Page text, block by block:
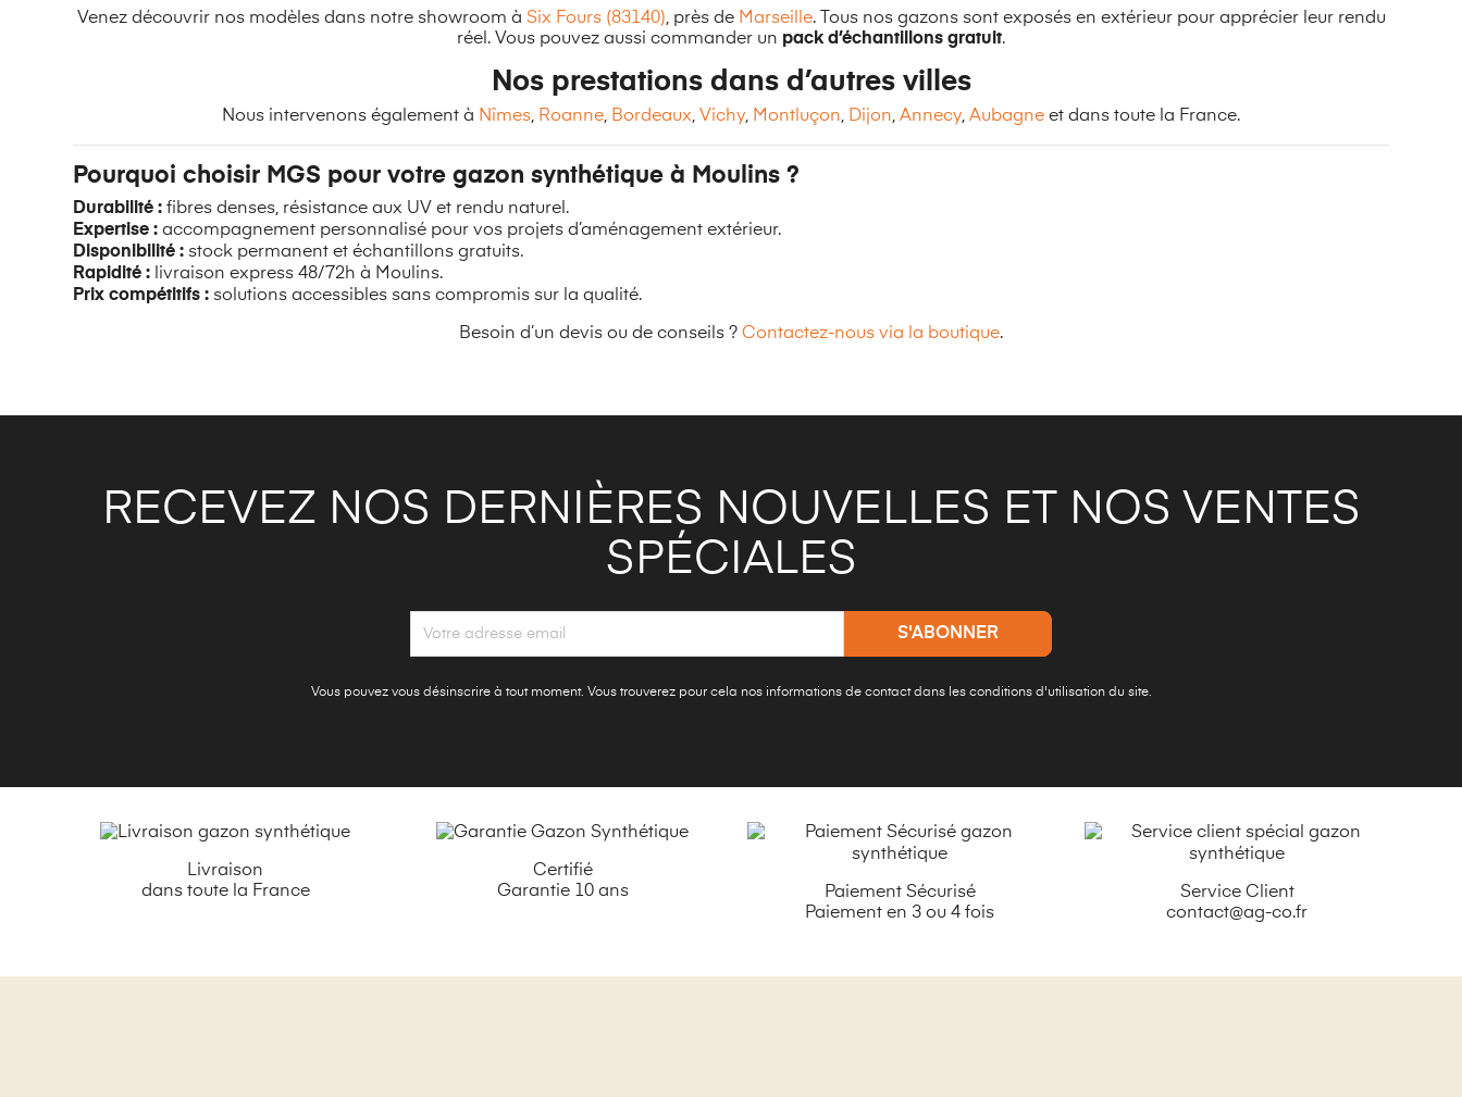
Venez découvrir nos modèles dans notre showroom à Six Fours (83140), près de Marseille. Tous nos gazons sont exposés en extérieur pour apprécier leur rendu
réel. Vous pouvez aussi commander un pack d’échantillons gratuit.
Nos prestations dans d’autres villes
Nous intervenons également à Nîmes, Roanne, Bordeaux, Vichy, Montluçon, Dijon, Annecy, Aubagne et dans toute la France.
Pourquoi choisir MGS pour votre gazon synthétique à Moulins ?
Durabilité : fibres denses, résistance aux UV et rendu naturel.
Expertise : accompagnement personnalisé pour vos projets d’aménagement extérieur.
Disponibilité : stock permanent et échantillons gratuits.
Rapidité : livraison express 48/72h à Moulins.
Prix compétitifs : solutions accessibles sans compromis sur la qualité.
Besoin d’un devis ou de conseils ? Contactez-nous via la boutique.
RECEVEZ NOS DERNIÈRES NOUVELLES ET NOS VENTES
SPÉCIALES
Vous pouvez vous désinscrire à tout moment. Vous trouverez pour cela nos informations de contact dans les conditions d'utilisation du site.
Livraison
dans toute la France
Certifié
Garantie 10 ans
Paiement Sécurisé
Paiement en 3 ou 4 fois
Service Client
contact@ag-co.fr